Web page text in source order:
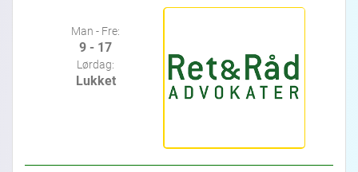
Man - Fre:
9 - 17
Lørdag:
Lukket